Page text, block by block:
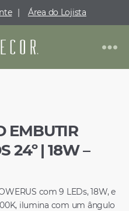
| Área do Lojista
EMBUTIR
24º | 18W –
com 9 LEDs, 18W, e
ilumina com um ângulo